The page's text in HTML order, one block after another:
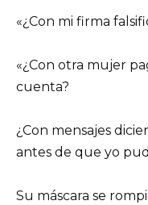
«¿Con mi firma
«¿Con otra mujer
cuenta?
¿Con mensajes
antes de que yo
Su máscara se